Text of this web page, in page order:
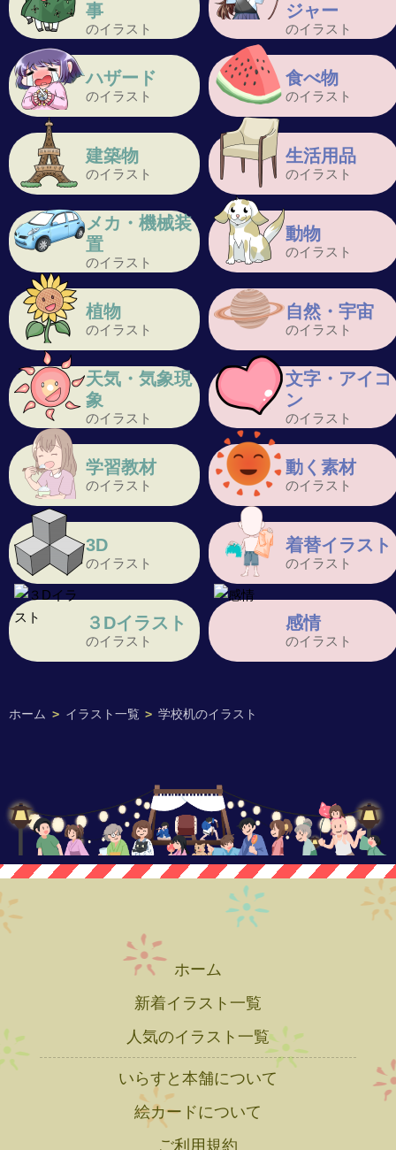
ホーム > イラスト一覧 > 学校机のイラスト
事
のイラスト
ジャー
のイラスト
ハザード
のイラスト
食べ物
のイラスト
建築物
のイラスト
生活用品
のイラスト
メカ・機械装
置
のイラスト
動物
のイラスト
植物
のイラスト
自然・宇宙
のイラスト
天気・気象現
象
のイラスト
文字・アイコ
ン
のイラスト
学習教材
のイラスト
動く素材
のイラスト
3D
のイラスト
着替イラスト
のイラスト
３Dイラスト
のイラスト
感情
のイラスト
ホーム
新着イラスト一覧
人気のイラスト一覧
いらすと本舗について
絵カードについて
ご利用規約